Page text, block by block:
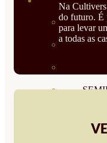
VER
Na
do futuro. É
para levar
a todas as